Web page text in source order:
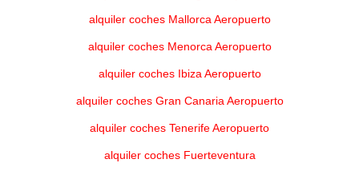
alquiler coches Mallorca Aeropuerto
alquiler coches Menorca Aeropuerto
alquiler coches Ibiza Aeropuerto
alquiler coches Gran Canaria Aeropuerto
alquiler coches Tenerife Aeropuerto
alquiler coches Fuerteventura